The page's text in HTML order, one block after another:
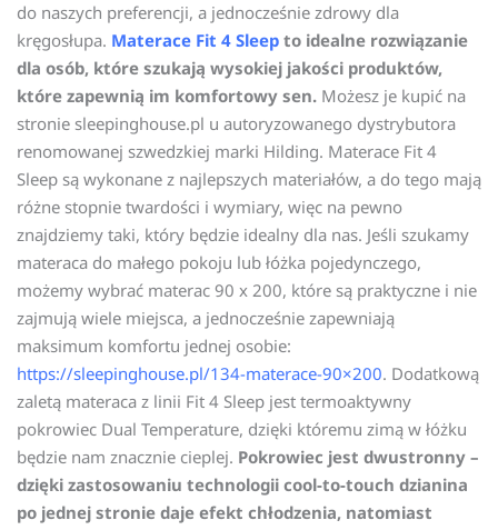
do naszych preferencji, a jednocześnie zdrowy dla
kręgosłupa. Materace Fit 4 Sleep to idealne rozwiązanie
dla osób, które szukają wysokiej jakości produktów,
które zapewnią im komfortowy sen. Możesz je kupić na
stronie sleepinghouse.pl u autoryzowanego dystrybutora
renomowanej szwedzkiej marki Hilding. Materace Fit 4
Sleep są wykonane z najlepszych materiałów, a do tego mają
różne stopnie twardości i wymiary, więc na pewno
znajdziemy taki, który będzie idealny dla nas. Jeśli szukamy
materaca do małego pokoju lub łóżka pojedynczego,
możemy wybrać materac 90 x 200, które są praktyczne i nie
zajmują wiele miejsca, a jednocześnie zapewniają
maksimum komfortu jednej osobie:
https://sleepinghouse.pl/134-materace-90×200. Dodatkową
zaletą materaca z linii Fit 4 Sleep jest termoaktywny
pokrowiec Dual Temperature, dzięki któremu zimą w łóżku
będzie nam znacznie cieplej. Pokrowiec jest dwustronny –
dzięki zastosowaniu technologii cool-to-touch dzianina
po jednej stronie daje efekt chłodzenia, natomiast